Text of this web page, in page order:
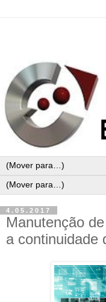
4.05.2017
Manutenção
a continuidade